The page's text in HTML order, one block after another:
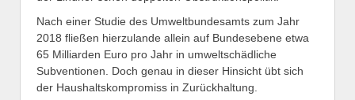
Nach einer Studie des Umweltbundesamts zum Jahr
2018 fließen hierzulande allein auf Bundesebene etwa
65 Milliarden Euro pro Jahr in umweltschädliche
Subventionen. Doch genau in dieser Hinsicht übt sich
der Haushaltskompromiss in Zurückhaltung.